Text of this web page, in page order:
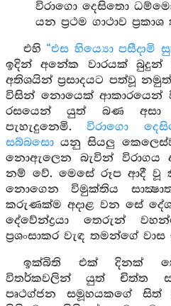
විරාගො දෙසිතො
යන ප්‍රථම ගාථාව
එහි “එස හිය්‍යො පසීදාමි
ඉදින් අනේක වාරයක්
අතිශයින් ප්‍රසාදයට පත්වූ
විසින් නොයෙක් ආකාරයෙන්
රසයෙන් යුත් බණ
පැහැදුනෙමි.විරාගො
සබ්බසො යනු සියලු
නොඇලෙන බැවින් විරාගය
නම් වේ. මෙසේ රූප ආදී වූ
නොගෙන විමුක්තිය
කරුණක්ම අදාළ වන සේ
දේවේන්ද්‍රයා තෙරුන්
ප්‍රශංසාකර වැඳ තමන්ගේ
ඉක්බිති එක් දිනක්
විතර්කවලින් යුත් චිත්ත
පෘථග්ජන සමූහයකගේ සිත්